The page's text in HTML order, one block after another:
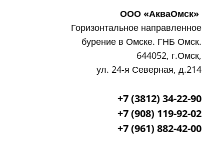
ООО «АкваОмск»
Горизонтальное направленное
бурение в Омске. ГНБ Омск.
644052, г.Омск,
ул. 24-я Северная, д.214
+7 (3812) 34-22-90
+7 (908) 119-92-02
+7(961) 882-42-00